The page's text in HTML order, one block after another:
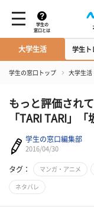
学生の
窓口とは
大学生活 学生ト
学生の窓口トップ 大学生活
もっと評価され
「TARI TARI」「
学生の窓口編集部
2016/04/30
タグ： マンガ・アニメ
ネタバレ